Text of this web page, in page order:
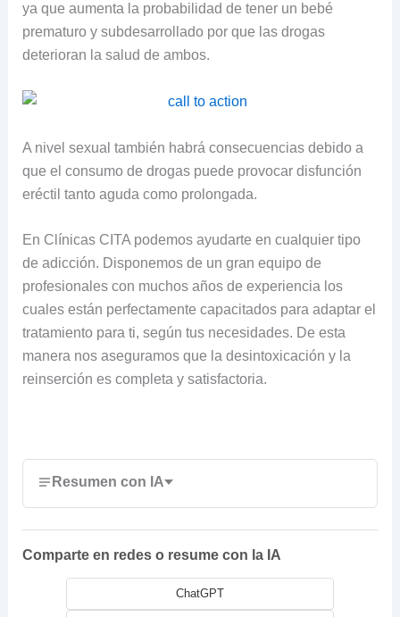
ya que aumenta la probabilidad de tener un bebé
prematuro y subdesarrollado por que las drogas
deterioran la salud de ambos.
A nivel sexual también habrá consecuencias debido a
que el consumo de drogas puede provocar disfunción
eréctil tanto aguda como prolongada.
En Clínicas CITA podemos ayudarte en cualquier tipo
de adicción. Disponemos de un gran equipo de
profesionales con muchos años de experiencia los
cuales están perfectamente capacitados para adaptar el
tratamiento para ti, según tus necesidades. De esta
manera nos aseguramos que la desintoxicación y la
reinserción es completa y satisfactoria.
Resumen con IA
Comparte en redes o resume con la IA
ChatGPT